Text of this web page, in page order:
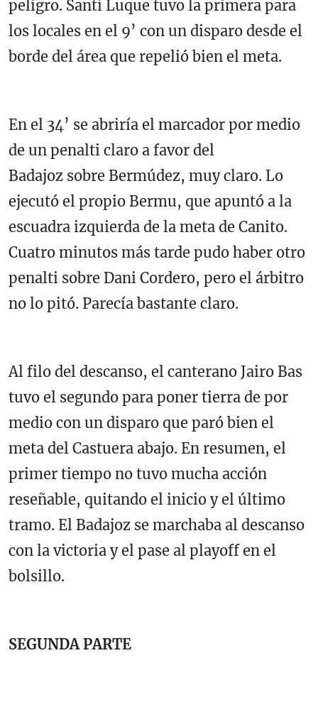
peligro. Santi Luque tuvo la primera para
los locales en el 9’ con un disparo desde el
borde del área que repelió bien el meta.
En el 34’ se abriría el marcador por medio
de un penalti claro a favor del
Badajoz sobre Bermúdez, muy claro. Lo
ejecutó el propio Bermu, que apuntó a la
escuadra izquierda de la meta de Canito.
Cuatro minutos más tarde pudo haber otro
penalti sobre Dani Cordero, pero el árbitro
no lo pitó. Parecía bastante claro.
Al filo del descanso, el canterano Jairo Bas
tuvo el segundo para poner tierra de por
medio con un disparo que paró bien el
meta del Castuera abajo. En resumen, el
primer tiempo no tuvo mucha acción
reseñable, quitando el inicio y el último
tramo. El Badajoz se marchaba al descanso
con la victoria y el pase al playoff en el
bolsillo.
SEGUNDA PARTE